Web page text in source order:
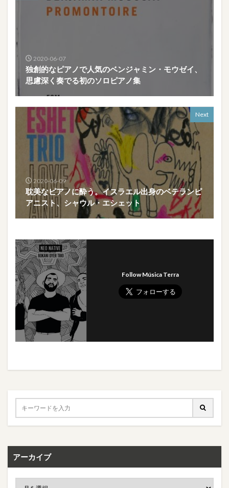
2020-06-07
独創的なピアノで人気のベンジャミン・モウゼイ、
思慮深く奏でる初のソロピアノ集
Next
2020-06-09
耽美なピアノに酔う。イスラエル出身のベテランピ
アニスト、シャウル・エシェット
Follow Música Terra
アーカイブ